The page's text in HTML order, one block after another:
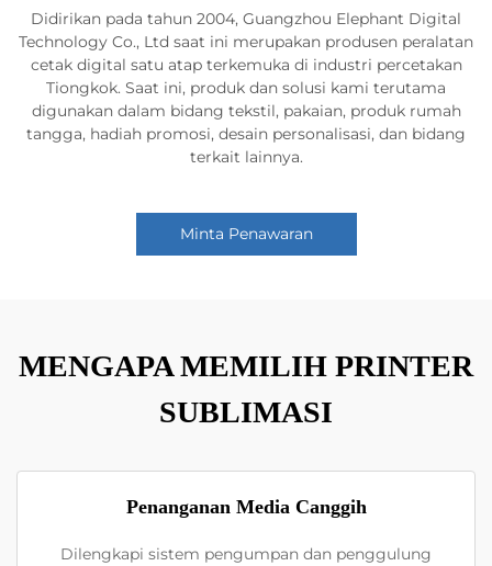
Didirikan pada tahun 2004, Guangzhou Elephant Digital
Technology Co., Ltd saat ini merupakan produsen peralatan
cetak digital satu atap terkemuka di industri percetakan
Tiongkok. Saat ini, produk dan solusi kami terutama
digunakan dalam bidang tekstil, pakaian, produk rumah
tangga, hadiah promosi, desain personalisasi, dan bidang
terkait lainnya.
Minta Penawaran
MENGAPA MEMILIH PRINTER
SUBLIMASI
Penanganan Media Canggih
Dilengkapi sistem pengumpan dan penggulung